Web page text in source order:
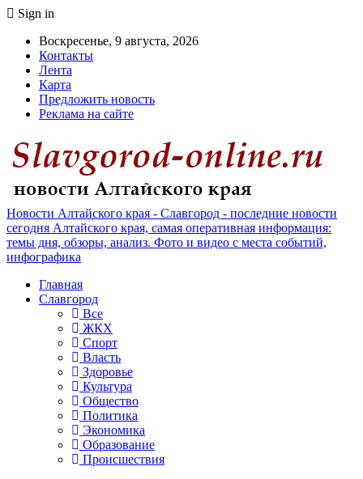
Sign in
Воскресенье, 9 августа, 2026
Контакты
Лента
Карта
Предложить новость
Реклама на сайте
Новости Алтайского края - Славгород - последние новости
сегодня Алтайского края, самая оперативная информация:
темы дня, обзоры, анализ. Фото и видео с места событий,
инфографика
Главная
Славгород
Все
ЖКХ
Спорт
Власть
Здоровье
Культура
Общество
Политика
Экономика
Образование
Происшествия